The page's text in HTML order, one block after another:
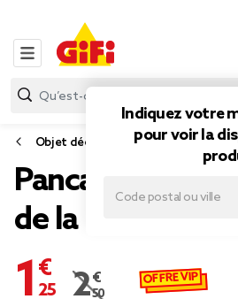
Indiquez votre
pour voir la
Objet déco murale
Pancarte
de la maison en
1,25 €
Prix remisé de
2,50 € OFFRE VIP